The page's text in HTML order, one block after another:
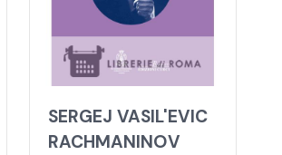
SERGEJ VASIL'EVIC
RACHMANINOV